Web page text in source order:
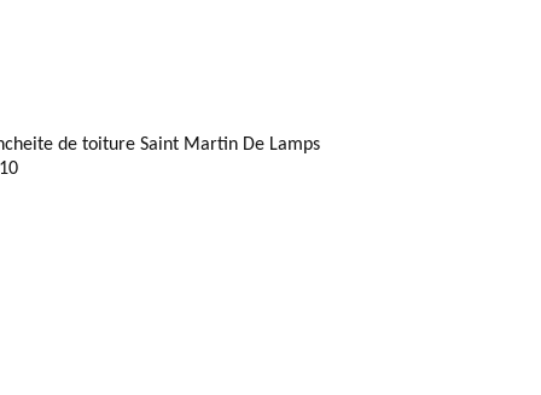
de toiture Saint Martin De Lamps